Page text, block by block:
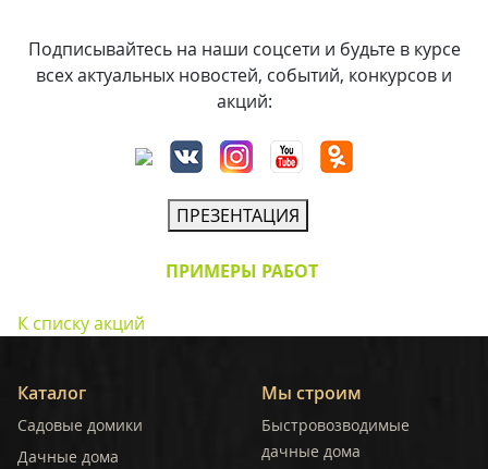
Подписывайтесь на наши соцсети и будьте в курсе
всех актуальных новостей, событий, конкурсов и
акций:
ПРЕЗЕНТАЦИЯ
ПРИМЕРЫ РАБОТ
К списку акций
Каталог
Садовые домики
Дачные дома
Мы строим
Быстровозводимые
дачные дома